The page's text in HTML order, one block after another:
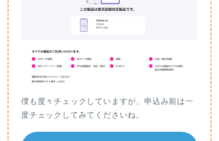
僕も度々チェックしていますが、申込み前は一
度チェックしてみてくださいね。